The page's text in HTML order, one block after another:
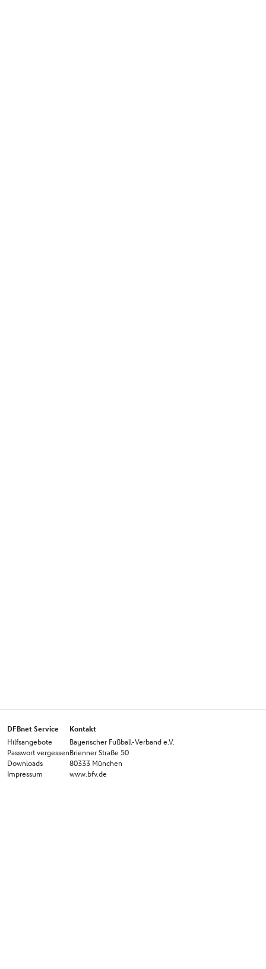
DFBnet Service
Hilfsangebote
Passwort vergessen
Downloads
Impressum
Kontakt
Bayerischer Fußball-Verband e.V.
Brienner Straße 50
80333 München
www.bfv.de